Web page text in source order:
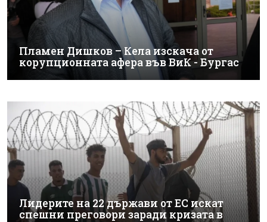
Пламен Дишков – Кела изскача от
корупционната афера във ВиК - Бургас
Лидерите на 22 държави от ЕС искат
спешни преговори заради кризата в